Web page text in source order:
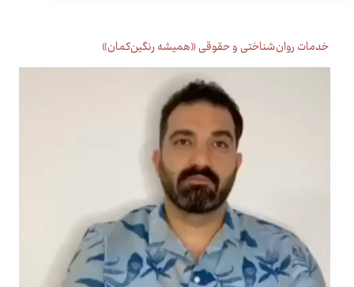
خدمات روان‌شناختی و حقوقی «همیشه رنگین‌کمان»